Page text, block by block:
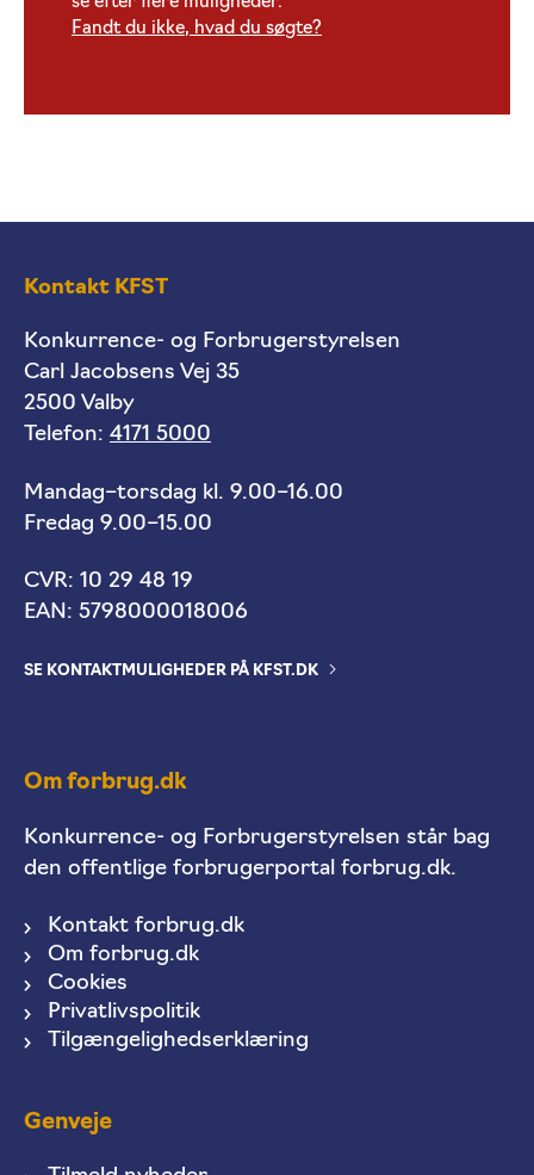
Fandt du ikke, hvad du søgte?
Kontakt KFST
Konkurrence- og Forbrugerstyrelsen
Carl Jacobsens Vej 35
2500 Valby
Telefon: 4171 5000
Mandag–torsdag kl. 9.00–16.00
Fredag 9.00–15.00
CVR: 10 29 48 19
EAN: 5798000018006
SE KONTAKTMULIGHEDER PÅ KFST.DK
Om forbrug.dk
Konkurrence- og Forbrugerstyrelsen står bag
den offentlige forbrugerportal forbrug.dk.
Kontakt forbrug.dk
Om forbrug.dk
Cookies
Privatlivspolitik
Tilgængelighedserklæring
Genveje